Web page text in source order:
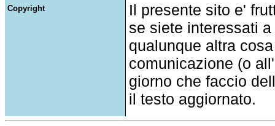
Copyright
Il presente sito e'
se siete interessati
qualunque altra
comunicazione (o
giorno che faccio
il testo aggiornato.